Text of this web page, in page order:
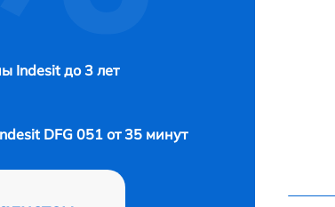
Indesit до 3 лет
DFG 051 от 35 минут